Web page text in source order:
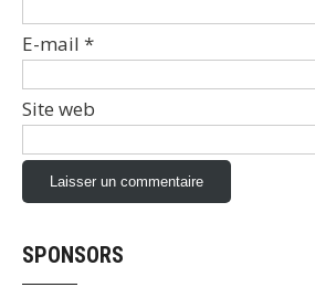
E-mail *
Site web
SPONSORS